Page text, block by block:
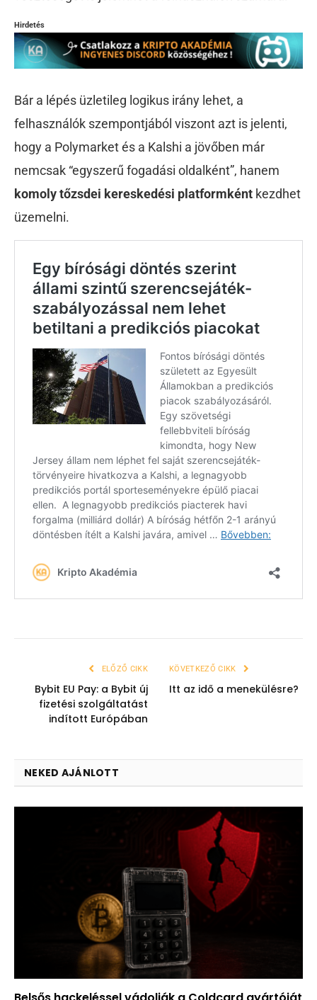
Hirdetés
Bár a lépés üzletileg logikus irány lehet, a
felhasználók szempontjából viszont azt is jelenti,
hogy a Polymarket és a Kalshi a jövőben már
nemcsak “egyszerű fogadási oldalként”, hanem
komoly tőzsdei kereskedési platformként kezdhet
üzemelni.
ELŐZŐ CIKK
Bybit EU Pay: a Bybit új
fizetési szolgáltatást
indított Európában
KÖVETKEZŐ CIKK
Itt az idő a menekülésre?
NEKED AJÁNLOTT